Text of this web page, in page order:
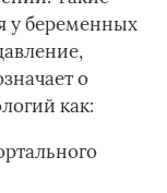
у беременных
о
как: